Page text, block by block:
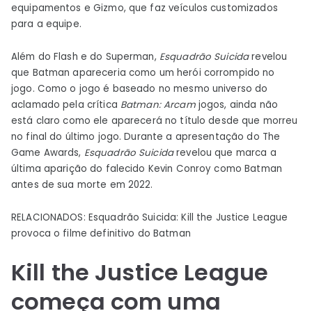
equipamentos e Gizmo, que faz veículos customizados
para a equipe.
Além do Flash e do Superman, Esquadrão Suicidarevelou
que Batman apareceria como um herói corrompido no
jogo. Como o jogo é baseado no mesmo universo do
aclamado pela crítica Batman: Arcam jogos, ainda não
está claro como ele aparecerá no título desde que morreu
no final do último jogo. Durante a apresentação do The
Game Awards, Esquadrão Suicidarevelou que marca a
última aparição do falecido Kevin Conroy como Batman
antes de sua morte em 2022.
RELACIONADOS: Esquadrão Suicida: Kill the Justice League
provoca o filme definitivo do Batman
Kill the Justice League
começa com uma